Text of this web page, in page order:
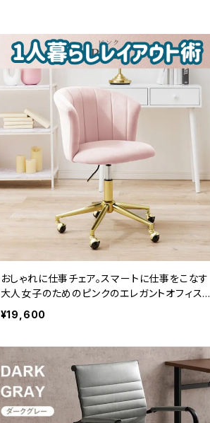
おしゃれに仕事チェア。スマートに仕事をこなす
大人女子のためのピンクのエレガントオフィスチ
ェア
¥19,600